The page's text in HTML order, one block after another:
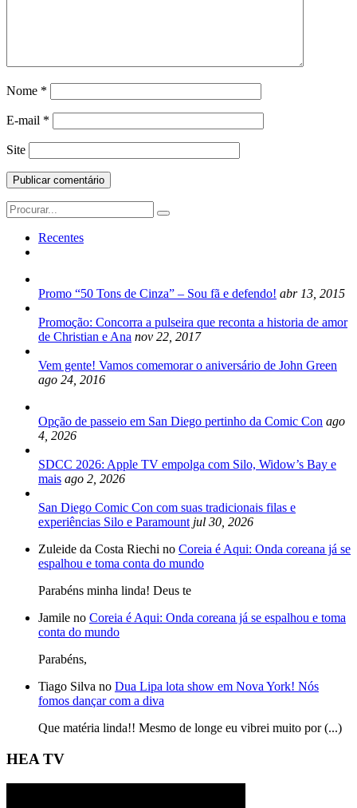
Nome *
E-mail *
Site
Search
for:
Recentes
Promo “50 Tons de Cinza” – Sou fã e defendo! abr 13, 2015
Promoção: Concorra a pulseira que reconta a historia de amor
de Christian e Ana nov 22, 2017
Vem gente! Vamos comemorar o aniversário de John Green
ago 24, 2016
Opção de passeio em San Diego pertinho da Comic Con ago
4, 2026
SDCC 2026: Apple TV empolga com Silo, Widow’s Bay e
mais ago 2, 2026
San Diego Comic Con com suas tradicionais filas e
experiências Silo e Paramount jul 30, 2026
Zuleide da Costa Riechi no Coreia é Aqui: Onda coreana já se
espalhou e toma conta do mundo
Parabéns minha linda! Deus te
Jamile no Coreia é Aqui: Onda coreana já se espalhou e toma
conta do mundo
Parabéns,
Tiago Silva no Dua Lipa lota show em Nova York! Nós
fomos dançar com a diva
Que matéria linda!! Mesmo de longe eu vibrei muito por (...)
HEA TV